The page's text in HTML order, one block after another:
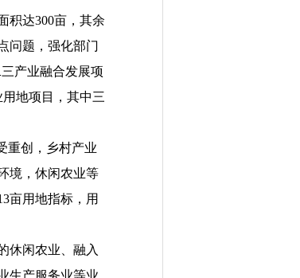
积达300亩，其余
问题，强化部门
产业融合发展项
用地项目，其中三
重创， 乡村产业
境，休闲农业等
亩用地指标，用
休闲农业、融入
生产服务业等业